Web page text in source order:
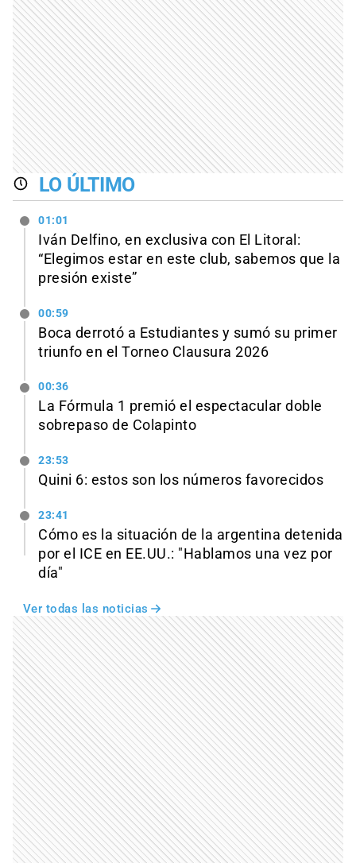
LO ÚLTIMO
01:01
Iván Delfino, en exclusiva con El Litoral:
“Elegimos estar en este club, sabemos que la
presión existe”
00:59
Boca derrotó a Estudiantes y sumó su primer
triunfo en el Torneo Clausura 2026
00:36
La Fórmula 1 premió el espectacular doble
sobrepaso de Colapinto
23:53
Quini 6: estos son los números favorecidos
23:41
Cómo es la situación de la argentina detenida
por el ICE en EE.UU.: "Hablamos una vez por
día"
Ver todas las noticias